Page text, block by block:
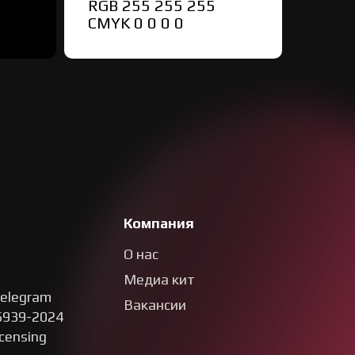
RGB 255 255 255
СMYK 0 0 0 0
О нас
Медиа кит
Вакансии
Компания
2024